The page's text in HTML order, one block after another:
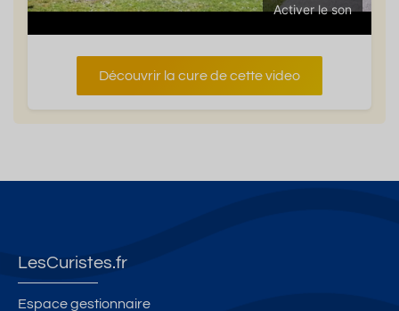
Activer le son
Découvrir la cure de cette video
LesCuristes.fr
Espace gestionnaire